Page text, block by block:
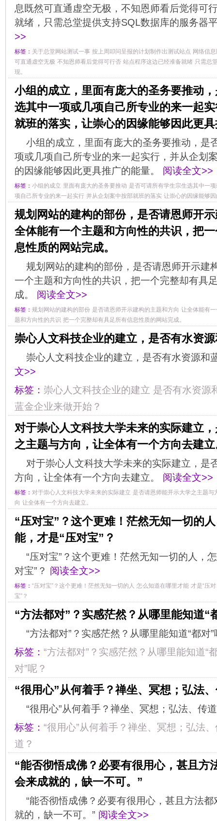
息既然可直通虚空无极，不知恩师看后觉得可
就绪，只需总堂提供支持SQL数据库的服务器
>>
标签： 关于总堂网站测试一事 按上周叩问呈报的计划制作出测试站点 网络信
可直通虚空无极 不知恩师看后觉得可行否 站点程序这边已经准备就绪 只需总
现。
小组的成立，里面有庞大的圣务要推动
选其中一项或几项自己所专业的来一起
就班的落实，让崇心的因缘能够因此更
小组的成立，里面有庞大的圣务要推动，是
项或几项自己所专业的来一起实行，并从企划
的因缘能够因此更具推广的能量。 阅读全文>>
标签： 小组的成立 里面有庞大的圣务要推动 是否可请所有学生宗生选其中一
项自己所专业的来一起实行 并从企划案中按部就班的落实 让崇心的因缘能够
规划网站的建构的部份，是否请恩师开
全体能有一个主题和方向性的共识，把
息性质的网站完成。
规划网站的建构的部份，是否请恩师开示建
一个主题和方向性的共识，把一个完整却有具
成。 阅读全文>>
标签： 规划网站的建构的部份 是否请恩师开示建构的主题和方向 让全体能有
题和方向性的共识 把一个完整却有具足所有信息性质的网站完成。
崇心人文科技企业的建立，是否有水资
崇心人文科技企业的建立，是否有水资源和
文>>
标签： 崇心人文科技企业的建立 是否有水资源
蓝金企业来做开始？
对于崇心人文科技大学未来的实际建立
之主题与方向，让全体有一个方向去建
对于崇心人文科技大学未来的实际建立，是
方向，让全体有一个方向去建立。 阅读全文>>
标签： 对于崇心人文科技大学未来的实际建立 是否请恩师能开示大学之主题与
向 让全体有一个方向去建立。
“压对宝”？这个更难！茫然无知一切的
能，才是“压对宝”？
“压对宝”？这个更难！茫然无知一切的人，
对宝”？ 阅读全文>>
标签： “压对宝”？这个更难！茫然无知一切的人 怎么知道在哪里才能 才是“压对
宝”？
“方法都对”？实感茫然？从哪里能知道“
“方法都对”？实感茫然？从哪里能知道“都对
标签： “方法都对”？实感茫然？从哪里能知道“
对”呢？
“很用心”从何着手？禅坐、冥想；弘法
“很用心”从何着手？禅坐、冥想；弘法、传
标签： “很用心”从何着手？禅坐、冥想；弘法、
道？
“能否彻悟成佛？必要有很用心，甚且方
会来成就的，缺一不可。”
“能否彻悟成佛？必要有很用心，甚且方法
就的，缺一不可。” 阅读全文>>